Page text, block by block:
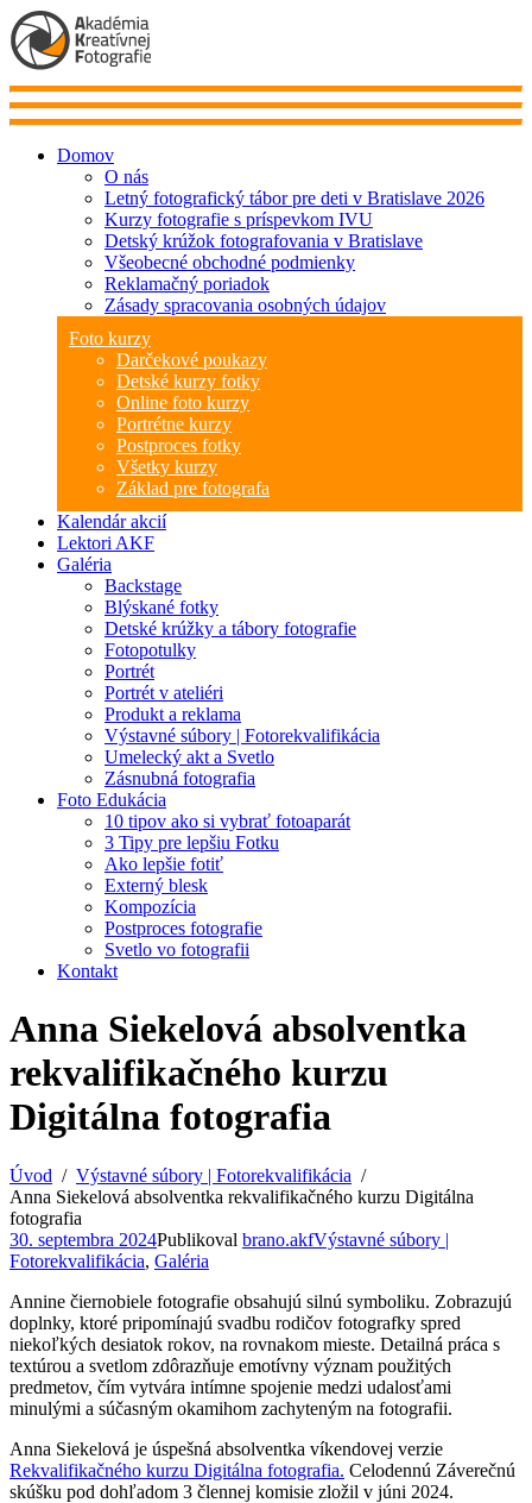
Domov
O nás
Letný fotografický tábor pre deti v Bratislave 2026
Kurzy fotografie s príspevkom IVU
Detský krúžok fotografovania v Bratislave
Všeobecné obchodné podmienky
Reklamačný poriadok
Zásady spracovania osobných údajov
Foto kurzy
Darčekové poukazy
Detské kurzy fotky
Online foto kurzy
Portrétne kurzy
Postproces fotky
Všetky kurzy
Základ pre fotografa
Kalendár akcií
Lektori AKF
Galéria
Backstage
Blýskané fotky
Detské krúžky a tábory fotografie
Fotopotulky
Portrét
Portrét v ateliéri
Produkt a reklama
Výstavné súbory | Fotorekvalifikácia
Umelecký akt a Svetlo
Zásnubná fotografia
Foto Edukácia
10 tipov ako si vybrať fotoaparát
3 Tipy pre lepšiu Fotku
Ako lepšie fotiť
Externý blesk
Kompozícia
Postproces fotografie
Svetlo vo fotografii
Kontakt
Anna Siekelová absolventka
rekvalifikačného kurzu
Digitálna fotografia
Úvod
Výstavné súbory | Fotorekvalifikácia
Anna Siekelová absolventka rekvalifikačného kurzu Digitálna
fotografia
30. septembra 2024Publikoval brano.akfVýstavné súbory |
Fotorekvalifikácia, Galéria
Annine čiernobiele fotografie obsahujú silnú symboliku. Zobrazujú
doplnky, ktoré pripomínajú svadbu rodičov fotografky spred
niekoľkých desiatok rokov, na rovnakom mieste. Detailná práca s
textúrou a svetlom zdôrazňuje emotívny význam použitých
predmetov, čím vytvára intímne spojenie medzi udalosťami
minulými a súčasným okamihom zachyteným na fotografii.
Anna Siekelová je úspešná absolventka víkendovej verzie
Rekvalifikačného kurzu Digitálna fotografia. Celodennú Záverečnú
skúšku pod dohľadom 3 člennej komisie zložil v júni 2024.